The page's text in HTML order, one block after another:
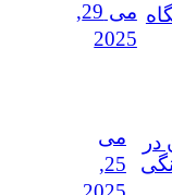
می 29,
2025
در
می
25,